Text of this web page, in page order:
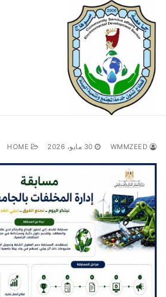
التجاوز
إلى
المحتوى
30 مايو، 2026